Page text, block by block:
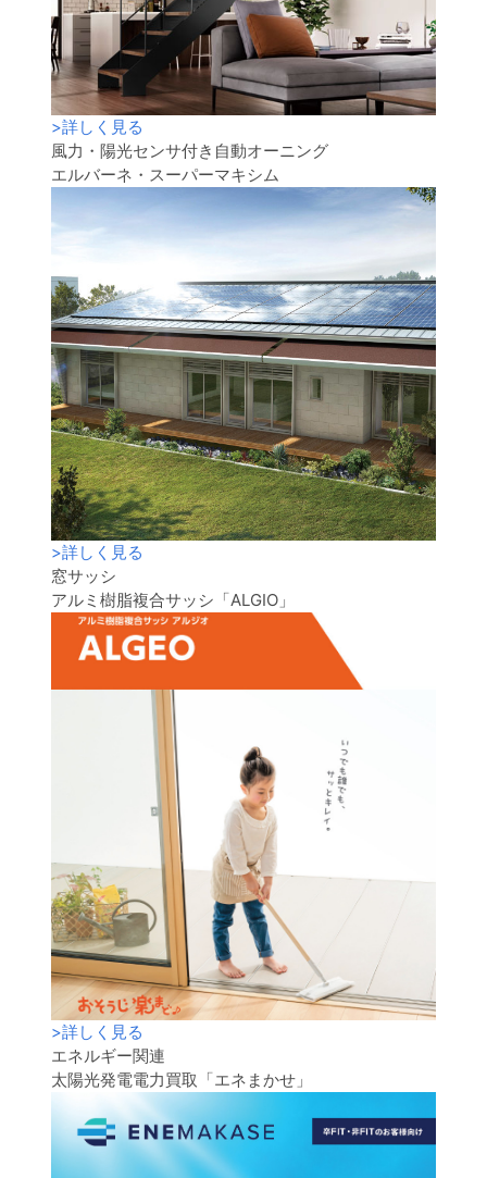
>詳しく見る
風力・陽光センサ付き自動オーニング
エルバーネ・スーパーマキシム
>詳しく見る
窓サッシ
アルミ樹脂複合サッシ「ALGIO」
>詳しく見る
エネルギー関連
太陽光発電電力買取「エネまかせ」